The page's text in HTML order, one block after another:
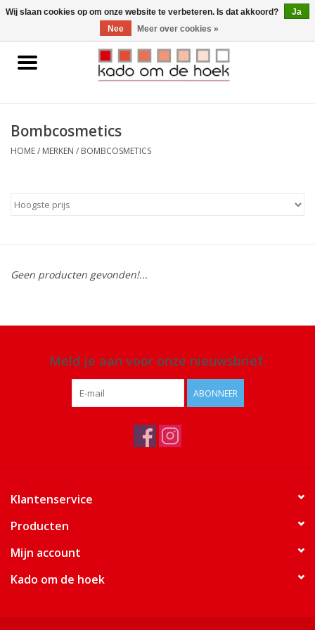
0 Artikelen - €0,00
Home
Gadgets
Bombcosmetics
HOME/ MERKEN / BOMBCOSMETICS
Geen producten gevonden!...
Meld je aan voor onze nieuwsbrief:
ABONNEER
Klantenservice
Producten
Mijn account
Kado om de hoek
Wij slaan cookies op om onze website te verbeteren. Is dat akkoord?
Ja
Nee
Meer over cookies »